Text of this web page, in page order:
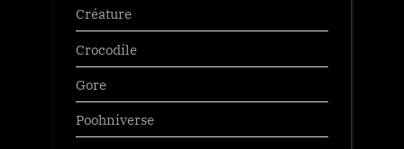
Créature
Crocodile
Gore
Poohniverse